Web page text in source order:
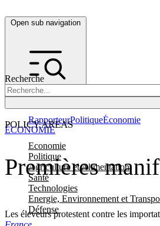
Open sub navigation
Recherche
POLICY AREAS
Economie
Politique
Agriculture et Alimentation
Santé
Technologies
Energie, Environnement et
Défense
RapporteurPolitiqueÉconomie
Premières
Les éleveurs protestent contre les
ÉCONOMIE